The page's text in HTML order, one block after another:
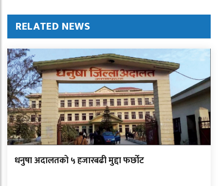
RELATED NEWS
धनुषा अदालतको ५ हजारबढी मुद्दा फर्छोट